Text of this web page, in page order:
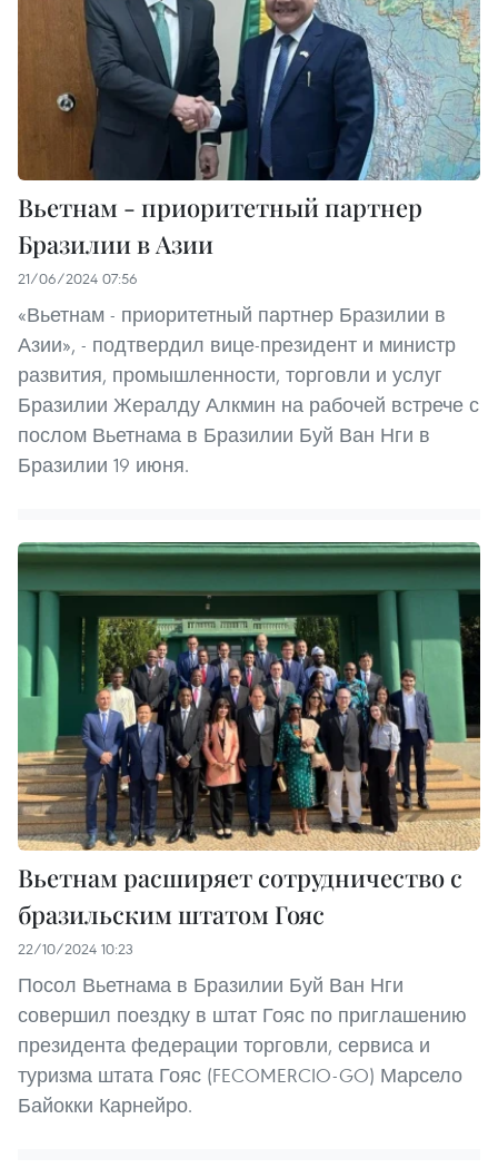
Вьетнам - приоритетный партнер
Бразилии в Азии
21/06/2024 07:56
«Вьетнам - приоритетный партнер Бразилии в
Азии», - подтвердил вице-президент и министр
развития, промышленности, торговли и услуг
Бразилии Жералду Алкмин на рабочей встрече с
послом Вьетнама в Бразилии Буй Ван Нги в
Бразилии 19 июня.
Вьетнам расширяет сотрудничество с
бразильским штатом Гояс
22/10/2024 10:23
Посол Вьетнама в Бразилии Буй Ван Нги
совершил поездку в штат Гояс по приглашению
президента федерации торговли, сервиса и
туризма штата Гояс (FECOMERCIO-GO) Марсело
Байокки Карнейро.